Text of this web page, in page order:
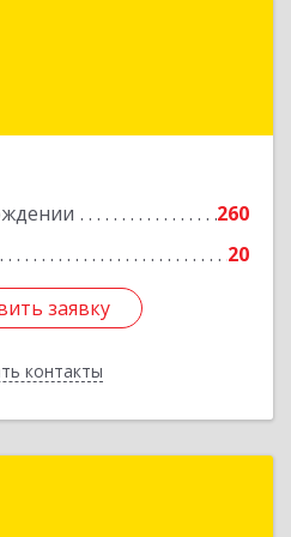
260
20
заявку
контакты
Челябинск г, Смирных
заявку